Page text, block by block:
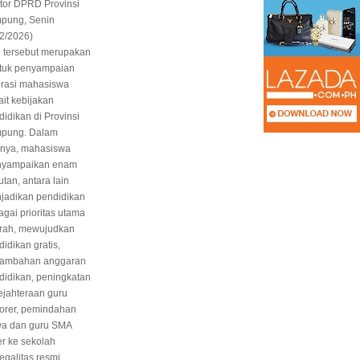
DPRD Provinsi
Senin
2026)
tersebut merupakan
penyampaian
mahasiswa
kebijakan
di Provinsi
Dalam
mahasiswa
enam
antara lain
pendidikan
prioritas utama
mewujudkan
gratis,
anggaran
peningkatan
guru
pemindahan
dan guru SMA
ke sekolah
resmi
Dalam
Anggota BPD
23, 2026